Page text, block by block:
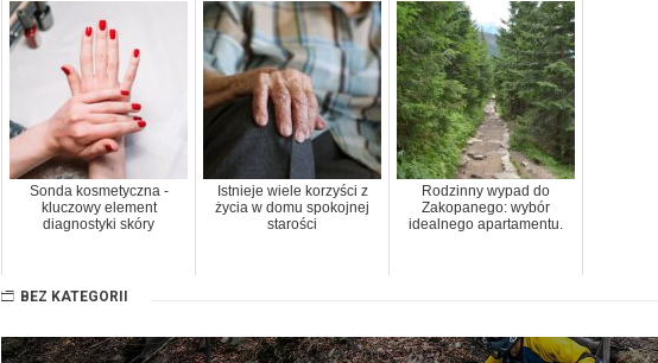
Sonda kosmetyczna -
kluczowy element
diagnostyki skóry
Istnieje wiele korzyści z
życia w domu spokojnej
starości
Rodzinny wypad do
Zakopanego: wybór
idealnego apartamentu.
BEZ KATEGORII